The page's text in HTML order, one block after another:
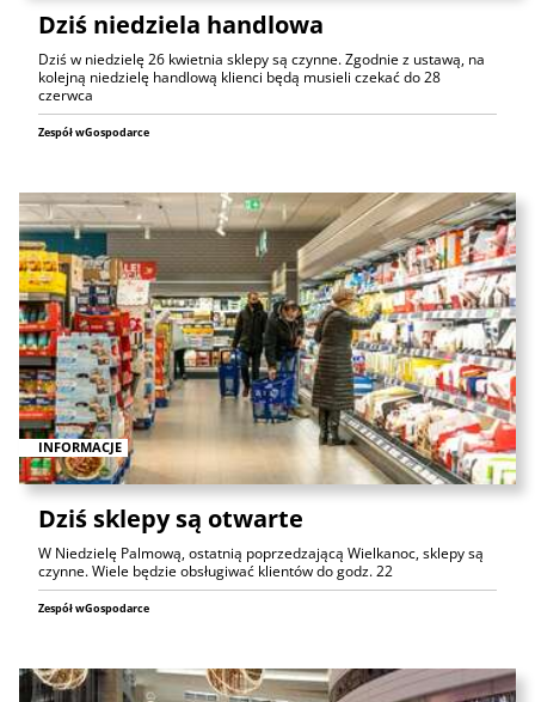
Dziś niedziela handlowa
Dziś w niedzielę 26 kwietnia sklepy są czynne. Zgodnie z ustawą, na
kolejną niedzielę handlową klienci będą musieli czekać do 28
czerwca
Zespół wGospodarce
INFORMACJE
Dziś sklepy są otwarte
W Niedzielę Palmową, ostatnią poprzedzającą Wielkanoc, sklepy są
czynne. Wiele będzie obsługiwać klientów do godz. 22
Zespół wGospodarce